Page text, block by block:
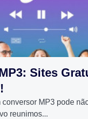
Sites
conversor MP3 pode
reunimos...